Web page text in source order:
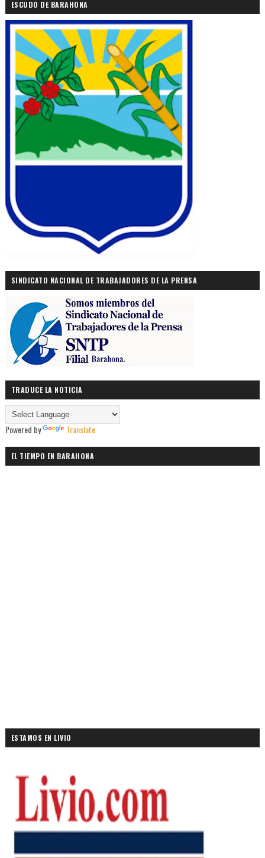
ESCUDO DE BARAHONA
SINDICATO NACIONAL DE TRABAJADORES DE LA PRENSA
TRADUCE LA NOTICIA
Powered by Translate
EL TIEMPO EN BARAHONA
ESTAMOS EN LIVIO